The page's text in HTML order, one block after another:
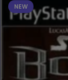
NEW